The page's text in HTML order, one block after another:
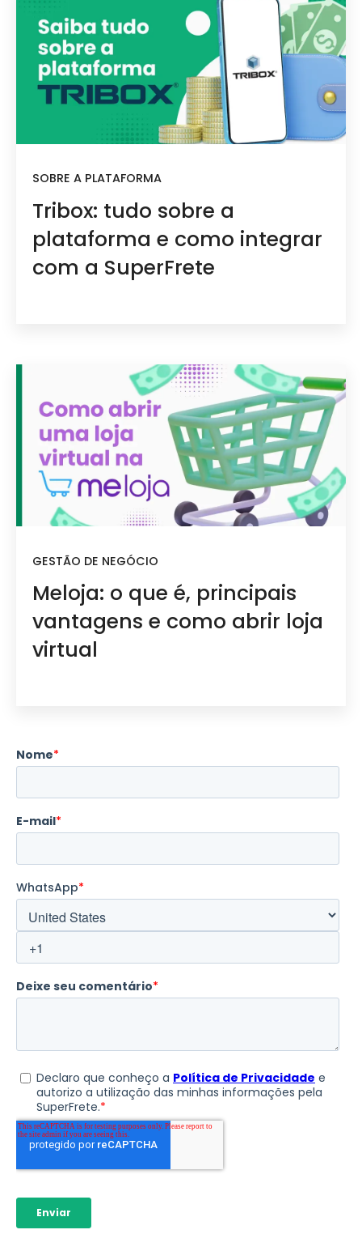
SOBRE A PLATAFORMA
Tribox: tudo sobre a
plataforma e como integrar
com a SuperFrete
GESTÃO DE NEGÓCIO
Meloja: o que é, principais
vantagens e como abrir loja
virtual